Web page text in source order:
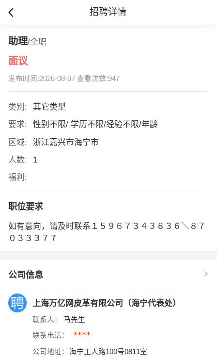
招聘详情
助理/全职
面议
发布时间:2026-08-07 查看次数:947
类别:
其它类型
要求:
性别不限/ 学历不限/经验不限/年龄
区域:
浙江嘉兴市海宁市
人数:
1
福利:
职位要求
如有意向，请及时联系１５９６７３４３８３６＼８７
０３３３７７
公司信息
上海万亿网皮革有限公司（海宁代表处）
联系人： 马先生
联系电话： ****
公司地址： 海宁工人路100号0811室